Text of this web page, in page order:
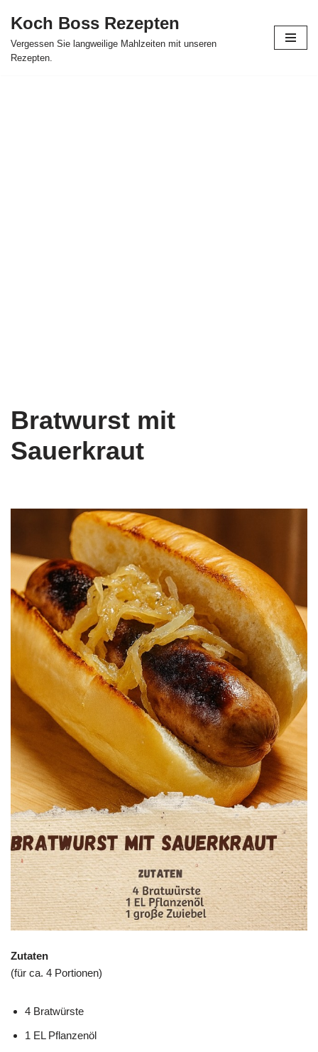
Skip
to
Koch Boss Rezepten
Vergessen Sie langweilige Mahlzeiten mit unseren
Rezepten.
Bratwurst mit
Sauerkraut
Zutaten
(für ca. 4 Portionen)
4 Bratwürste
1 EL Pflanzenöl